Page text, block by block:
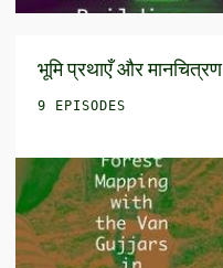
भूमि प्रथाएँ और मानचित्रण
9 EPISODES